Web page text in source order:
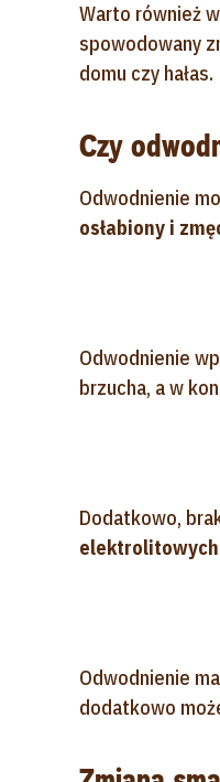
Warto również
spowodowany
domu czy hałas.
Czy
Odwodnienie
osłabiony i
Odwodnienie
brzucha, a w
Dodatkowo,
elektrolitowych
Odwodnienie
dodatkowo